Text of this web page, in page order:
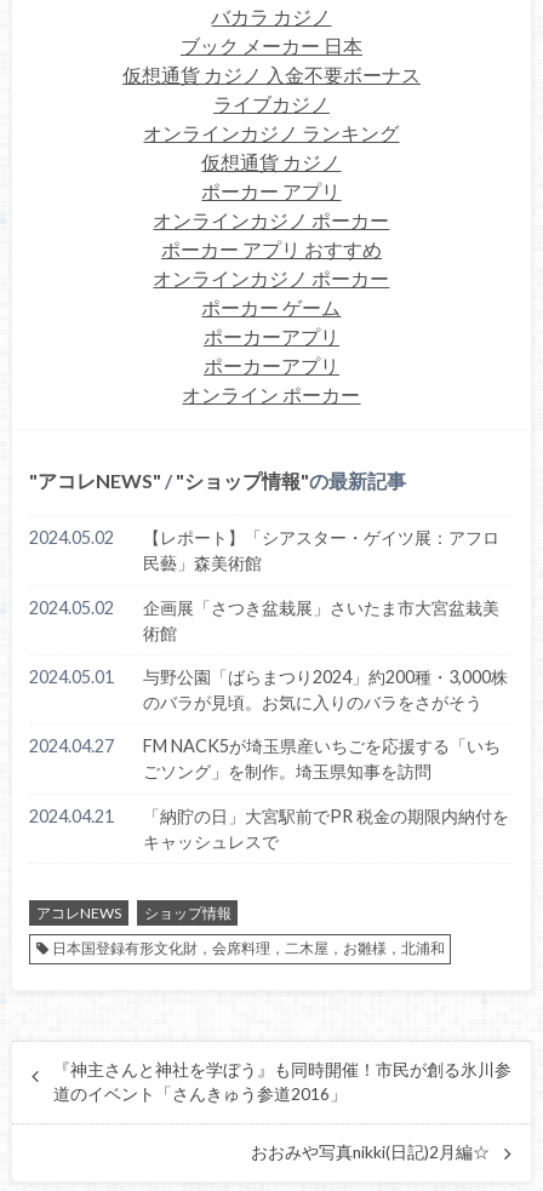
バカラ カジノ
ブック メーカー 日本
仮想通貨 カジノ 入金不要ボーナス
ライブカジノ
オンラインカジノ ランキング
仮想通貨 カジノ
ポーカー アプリ
オンラインカジノ ポーカー
ポーカー アプリ おすすめ
オンラインカジノ ポーカー
ポーカー ゲーム
ポーカーアプリ
ポーカーアプリ
オンライン ポーカー
アコレNEWS / ショップ情報 の最新記事
2024.05.02
【レポート】「シアスター・ゲイツ展：アフロ
民藝」森美術館
2024.05.02
企画展「さつき盆栽展」さいたま市大宮盆栽美
術館
2024.05.01
与野公園「ばらまつり2024」約200種・3,000株
のバラが見頃。お気に入りのバラをさがそう
2024.04.27
FM NACK5が埼玉県産いちごを応援する「いち
ごソング」を制作。埼玉県知事を訪問
2024.04.21
「納貯の日」大宮駅前でPR 税金の期限内納付を
キャッシュレスで
アコレNEWS
ショップ情報
日本国登録有形文化財，会席料理，二木屋，お雛様，北浦和
『神主さんと神社を学ぼう』も同時開催！市民が創る氷川参
道のイベント「さんきゅう参道2016」
おおみや写真nikki(日記)2月編☆